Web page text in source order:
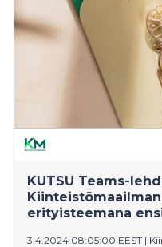
KUTSU Teams-
erityisteemana
3.4.2024 08:05:00 EEST |